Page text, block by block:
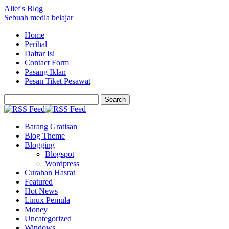
Alief's Blog
Sebuah media belajar
Home
Perihal
Daftar Isi
Contact Form
Pasang Iklan
Pesan Tiket Pesawat
Barang Gratisan
Blog Theme
Blogging
Blogspot
Wordpress
Curahan Hasrat
Featured
Hot News
Linux Pemula
Money
Uncategorized